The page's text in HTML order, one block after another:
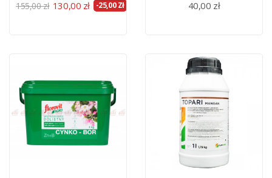
155,00 zł 130,00 zł -25,00 Zł 40,00 zł